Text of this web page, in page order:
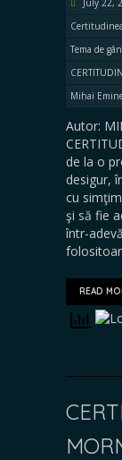
July 22,
Tema de
Mihai
Autor:
de la o
desigur,
cu
şi să fie
într-
READ